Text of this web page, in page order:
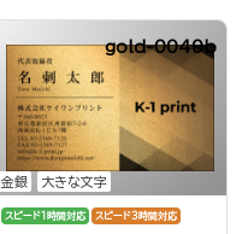
金銀 大きな文字
gold-0040b
スピード1時間対応 スピード3時間対応